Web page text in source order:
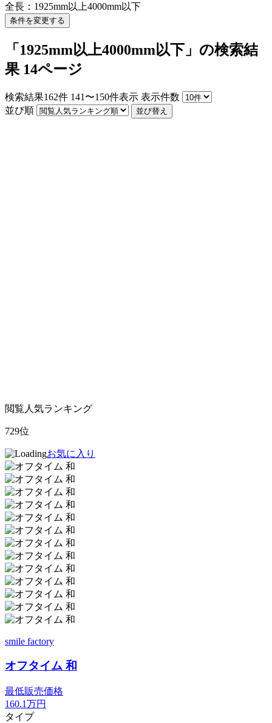
全長：1925mm以上4000mm以下
条件を変更する
「1925mm以上4000mm以下」の検索結
果 14ページ
検索結果162件 141〜150件表示 表示件数
並び順
並び替え
閲覧人気ランキング
729位
お気に入り
smile factory
オフタイム 和
最低販売価格
160.1万円
タイプ